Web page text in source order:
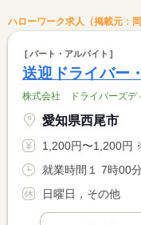
ハローワーク求人（掲載元：
パート・アルバイト
送迎ドライバー
株式会社 ドライバーズデ
愛知県西尾市
1,200円〜1,200円 ※フルタイム求人の
日曜日，その他